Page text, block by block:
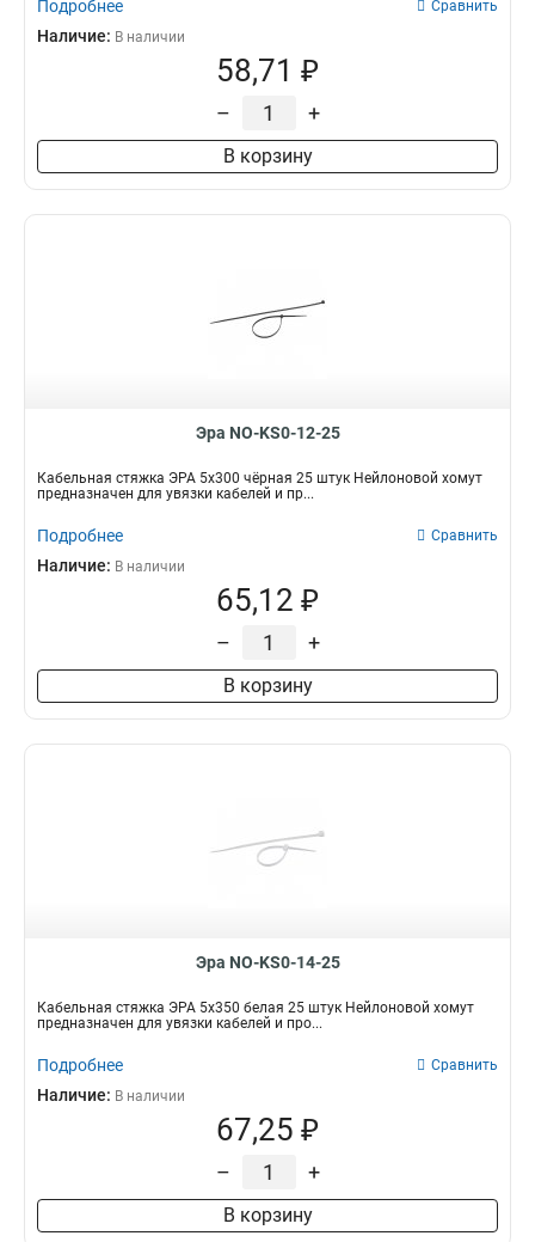
Подробнее Сравнить
Наличие: В наличии
58,71 ₽
– +
В корзину
Эра NO-KS0-12-25
Кабельная стяжка ЭРА 5x300 чёрная 25 штук Нейлоновой хомут
предназначен для увязки кабелей и пр...
Подробнее Сравнить
Наличие: В наличии
65,12 ₽
– +
В корзину
Эра NO-KS0-14-25
Кабельная стяжка ЭРА 5х350 белая 25 штук Нейлоновой хомут
предназначен для увязки кабелей и про...
Подробнее Сравнить
Наличие: В наличии
67,25 ₽
– +
В корзину